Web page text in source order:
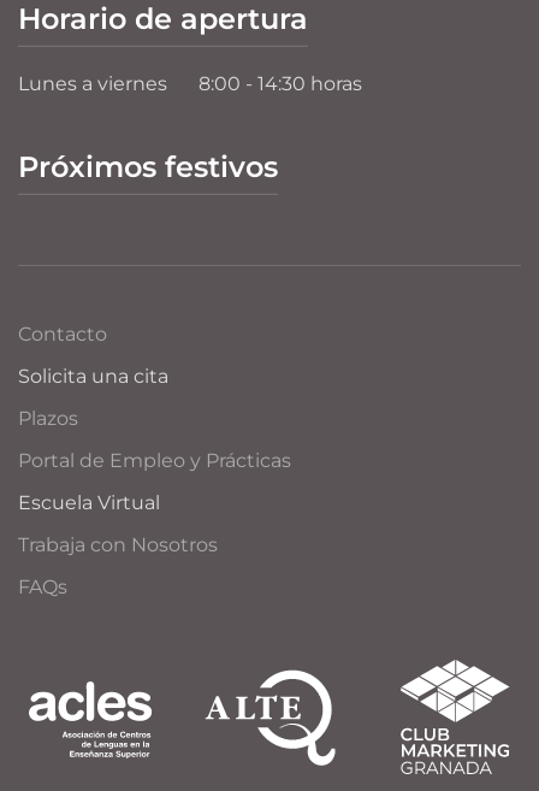
Horario de apertura
Lunes a viernes 8:00 - 14:30 horas
Próximos festivos
Contacto
Solicita una cita
Plazos
Portal de Empleo y Prácticas
Escuela Virtual
Trabaja con Nosotros
FAQs